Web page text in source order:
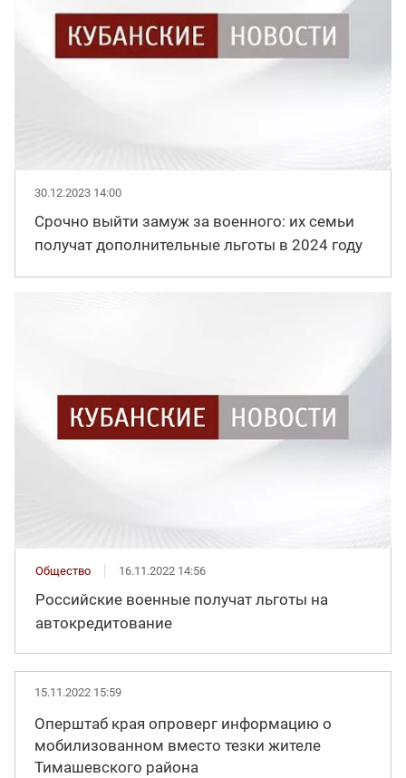
30.12.2023 14:00
Срочно выйти замуж за военного: их семьи
получат дополнительные льготы в 2024 году
Общество 16.11.2022 14:56
Российские военные получат льготы на
автокредитование
15.11.2022 15:59
Оперштаб края опроверг информацию о
мобилизованном вместо тезки жителе
Тимашевского района